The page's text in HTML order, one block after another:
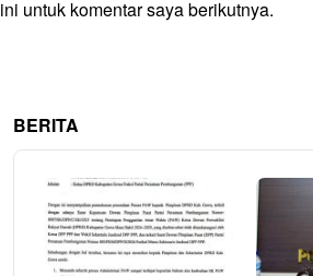
ini untuk komentar saya berikutnya.
BERITA